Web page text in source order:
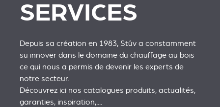
SERVICES
Depuis sa création en 1983, Stûv a constamment
su innover dans le domaine du chauffage au bois
ce qui nous a permis de devenir les experts de
notre secteur.
Découvrez ici nos catalogues produits, actualités,
garanties, inspiration,....